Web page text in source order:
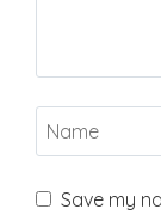
Save my